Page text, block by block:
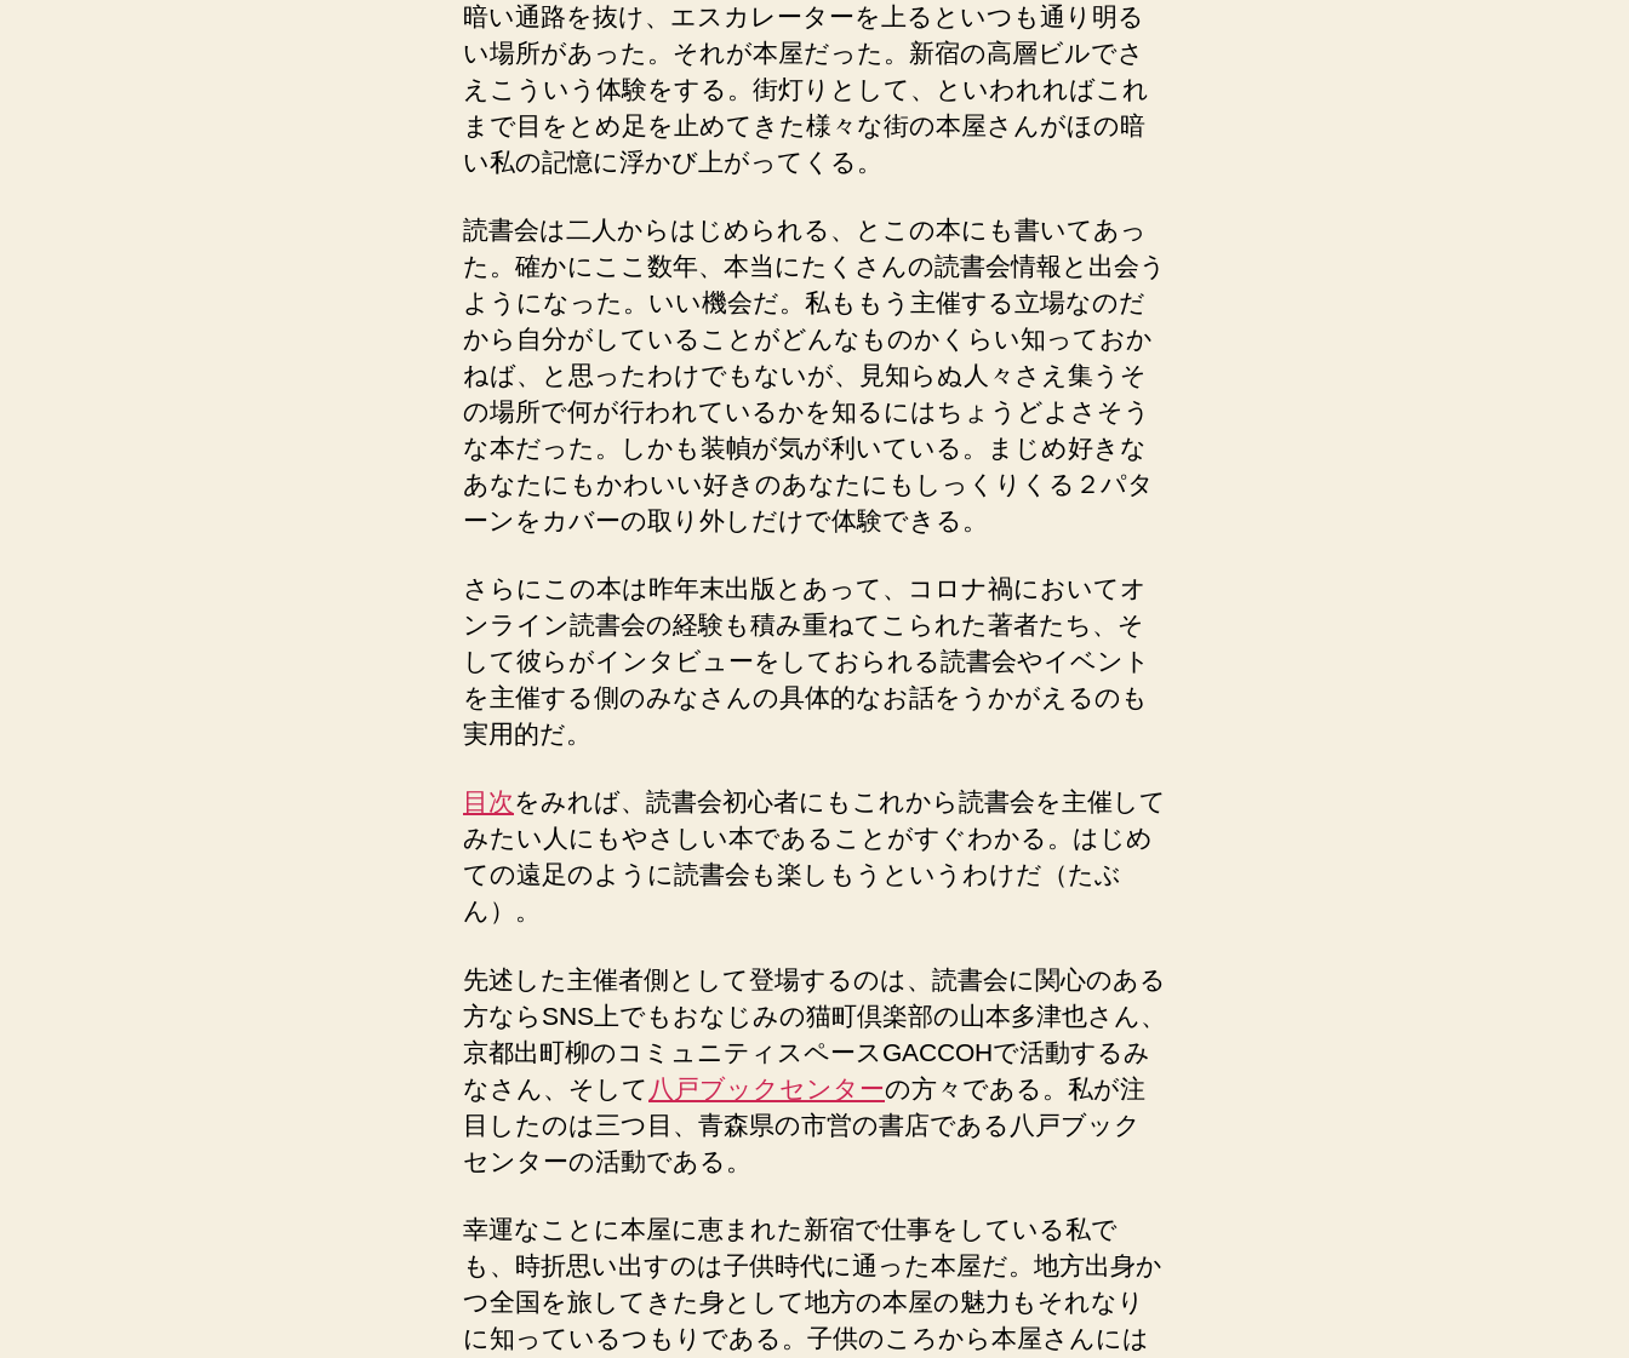
暗い通路を抜け、エスカレーターを上るといつも通り明る
い場所があった。それが本屋だった。新宿の高層ビルでさ
えこういう体験をする。街灯りとして、といわれればこれ
まで目をとめ足を止めてきた様々な街の本屋さんがほの暗
い私の記憶に浮かび上がってくる。
読書会は二人からはじめられる、とこの本にも書いてあっ
た。確かにここ数年、本当にたくさんの読書会情報と出会う
ようになった。いい機会だ。私ももう主催する立場なのだ
から自分がしていることがどんなものかくらい知っておか
ねば、と思ったわけでもないが、見知らぬ人々さえ集うそ
の場所で何が行われているかを知るにはちょうどよさそう
な本だった。しかも装幀が気が利いている。まじめ好きな
あなたにもかわいい好きのあなたにもしっくりくる２パタ
ーンをカバーの取り外しだけで体験できる。
さらにこの本は昨年末出版とあって、コロナ禍においてオ
ンライン読書会の経験も積み重ねてこられた著者たち、そ
して彼らがインタビューをしておられる読書会やイベント
を主催する側のみなさんの具体的なお話をうかがえるのも
実用的だ。
目次をみれば、読書会初心者にもこれから読書会を主催して
みたい人にもやさしい本であることがすぐわかる。はじめ
ての遠足のように読書会も楽しもうというわけだ（たぶ
ん）。
先述した主催者側として登場するのは、読書会に関心のある
方ならSNS上でもおなじみの猫町倶楽部の山本多津也さん、
京都出町柳のコミュニティスペースGACCOHで活動するみ
なさん、そして 八戸ブックセンターの方々である。私が注
目したのは三つ目、青森県の市営の書店である八戸ブック
センターの活動である。
幸運なことに本屋に恵まれた新宿で仕事をしている私で
も、時折思い出すのは子供時代に通った本屋だ。地方出身か
つ全国を旅してきた身として地方の本屋の魅力もそれなり
に知っているつもりである。子供のころから本屋さんには